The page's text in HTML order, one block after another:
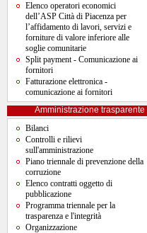
Elenco operatori economici
dell’ASP Città di Piacenza per
l’affidamento di lavori, servizi e
forniture di valore inferiore alle
soglie comunitarie
Split payment - Comunicazione ai
fornitori
Fatturazione elettronica -
comunicazione ai fornitori
Amministrazione trasparente
Bilanci
Controlli e rilievi
sull'amministrazione
Piano triennale di prevenzione della
corruzione
Elenco contratti oggetto di
pubblicazione
Programma triennale per la
trasparenza e l'integrità
Organizzazione